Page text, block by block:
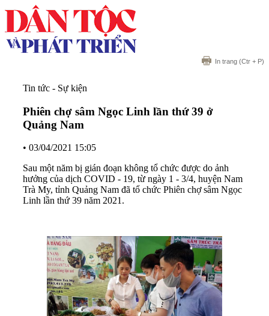
In trang (Ctr + P)
Tin tức - Sự kiện
Phiên chợ sâm Ngọc Linh lần thứ 39 ở
Quảng Nam
• 03/04/2021 15:05
Sau một năm bị gián đoạn không tổ chức được do ảnh
hưởng của dịch COVID - 19, từ ngày 1 - 3/4, huyện Nam
Trà My, tỉnh Quảng Nam đã tổ chức Phiên chợ sâm Ngọc
Linh lần thứ 39 năm 2021.